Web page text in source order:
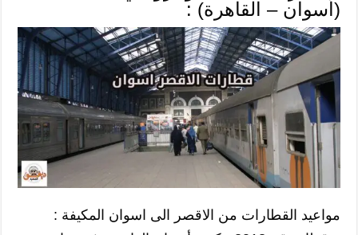
(أسوان – القاهرة) :
مواعيد القطارات من الاقصر الى اسوان المكيفة :